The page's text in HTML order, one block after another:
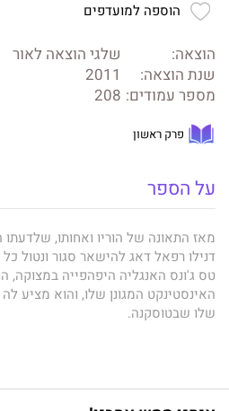
הוספה למועדפים
הוצאה:
שלגי הוצאה לאור
שנת הוצאה:
2011
מספר עמודים: 208
פרק ראשון
על הספר
מאז התאונה של הוריו ואחותו,
דנילו רפאל דאג להישאר סגור ונטול
טס ג'ונס האנגליה היפהפייה במצוקה,
האינסטינקט המגונן שלו, והוא מציע
שלו שבטוסקנה.